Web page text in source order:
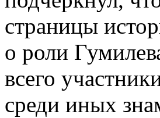
страницы
о роли
всего
среди иных